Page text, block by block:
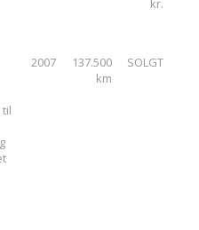
kr.
2007
137.500
km
SOLGT